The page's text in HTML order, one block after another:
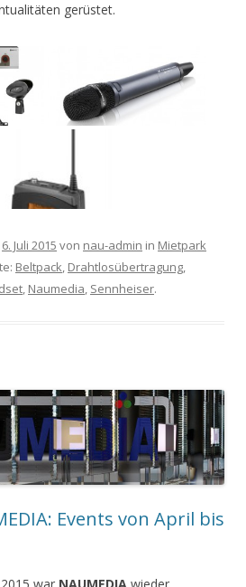
gerüstet.
6. Juli 2015 von nau-admin in Mietpark
Beltpack, Drahtlosübertragung,
, Naumedia, Sennheiser.
Events von April bis